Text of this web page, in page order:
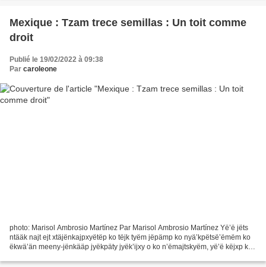
Mexique : Tzam trece semillas : Un toit comme
droit
Publié le 19/02/2022 à 09:38
Par caroleone
photo: Marisol Ambrosio Martínez Par Marisol Ambrosio Martínez Yë’ë jëts
ntääk najt ejt xtäjënkajpxyëtëp ko tëjk tyëm jëpämp ko nyä’kpëtsë’ëmëm ko
ëkwä’än meeny-jënkääp jyëkpäty jyëk’ijxy o ko n’ëmajtskyëm, yë’ë këjxp ko